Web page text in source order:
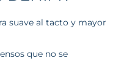
suave al tacto y mayor
que no se